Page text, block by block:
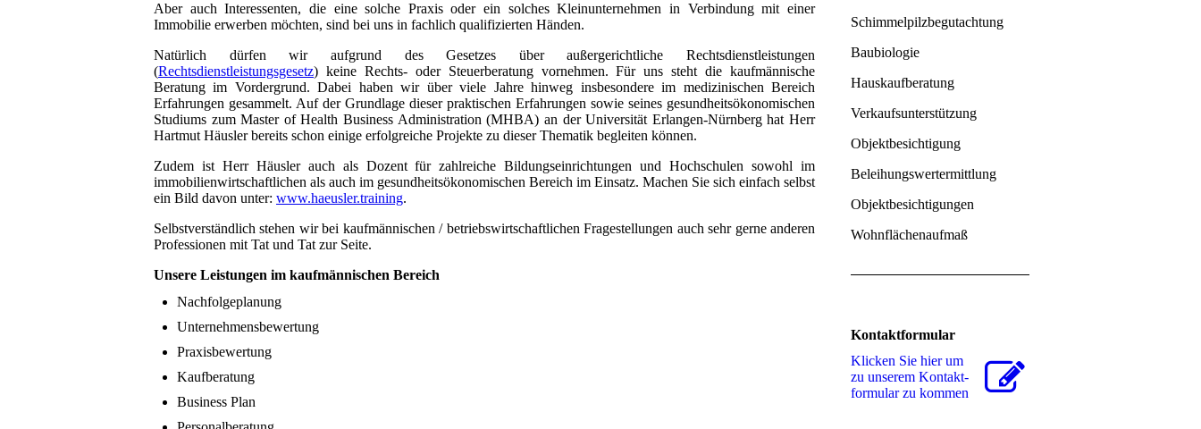
Aber auch Interessenten, die eine solche Praxis oder ein solches Kleinunternehmen in Verbindung mit einer
Immobilie erwerben möchten, sind bei uns in fachlich qualifizierten Händen.
Natürlich dürfen wir aufgrund des Gesetzes über außergerichtliche Rechtsdienstleistungen
(Rechtsdienstleistungsgesetz) keine Rechts- oder Steuerberatung vornehmen. Für uns steht die kaufmännische
Beratung im Vordergrund. Dabei haben wir über viele Jahre hinweg insbesondere im medizinischen Bereich
Erfahrungen gesammelt. Auf der Grundlage dieser praktischen Erfahrungen sowie seines gesundheitsökonomischen
Studiums zum Master of Health Business Administration (MHBA) an der Universität Erlangen-Nürnberg hat Herr
Hartmut Häusler bereits schon einige erfolgreiche Projekte zu dieser Thematik begleiten können.
Zudem ist Herr Häusler auch als Dozent für zahlreiche Bildungseinrichtungen und Hochschulen sowohl im
immobilienwirtschaftlichen als auch im gesundheitsökonomischen Bereich im Einsatz. Machen Sie sich einfach selbst
ein Bild davon unter: www.haeusler.training.
Selbstverständlich stehen wir bei kaufmännischen / betriebswirtschaftlichen Fragestellungen auch sehr gerne anderen
Professionen mit Tat und Tat zur Seite.
Unsere Leistungen im kaufmännischen Bereich
Nachfolgeplanung
Unternehmensbewertung
Praxisbewertung
Kaufberatung
Business Plan
Schimmelpilzbegutachtung
Baubiologie
Hauskaufberatung
Verkaufsunterstützung
Objektbesichtigung
Beleihungswertermittlung
Objektbesichtigungen
Wohnflächenaufmaß
Kontaktformular
Klicken Sie hier um
zu unserem Kon­takt­
for­mu­lar zu kommen